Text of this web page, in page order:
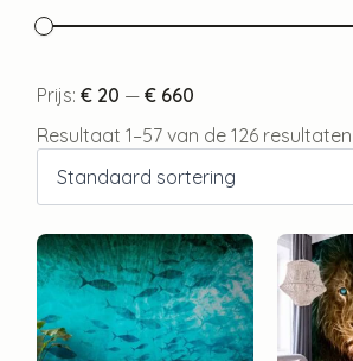
Prijs:€ 20 —€ 660
Resultaat 1–57 van de 126